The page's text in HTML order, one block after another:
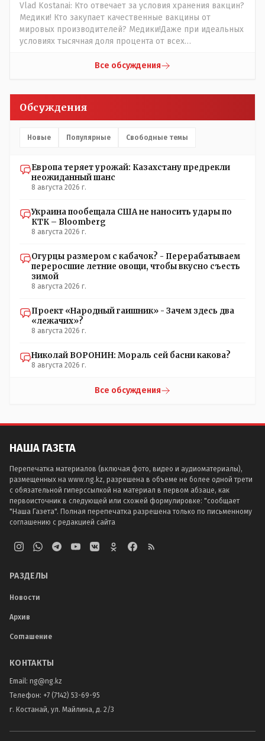
Vlad Kostanai: Кто отвечает за условия хранения вакцин?
Медики! Кто закупает качественные вакцины от
мировых производителей? Медики!Даже при идеальных
условиях тысячная доля процента от всех
прививки. Бумага нужна как защита от дол.....бов не
люди и отказываются и я в том числе своих не
прививал.Лично я вам и тем другим людям благодарен.
частотности появления в популяции соответствующих
естественный отбор.
Все обсуждения
Обсуждения
Новые Популярные Свободные темы
Европа теряет урожай: Казахстану предрекли
неожиданный шанс
8 августа 2026 г.
Украина пообещала США не наносить удары по
КТК – Bloomberg
8 августа 2026 г.
Огурцы размером с кабачок? - Перерабатываем
переросшие летние овощи, чтобы вкусно съесть
зимой
8 августа 2026 г.
Проект «Народный гаишник» - Зачем здесь два
«лежачих»?
8 августа 2026 г.
Николай ВОРОНИН: Мораль сей басни какова?
8 августа 2026 г.
Все обсуждения
НАША ГАЗЕТА
Перепечатка материалов (включая фото, видео и аудиоматериалы),
размещенных на www.ng.kz, разрешена в объеме не более одной трети
с обязательной гиперссылкой на материал в первом абзаце, как
первоисточник в следующей или схожей формулировке: "сообщает
"Наша Газета". Полная перепечатка разрешена только по письменному
соглашению с редакцией сайта
РАЗДЕЛЫ
Новости
Архив
Соглашение
КОНТАКТЫ
Email: ng@ng.kz
Телефон: +7 (7142) 53-69-95
г. Костанай, ул. Майлина, д. 2/3